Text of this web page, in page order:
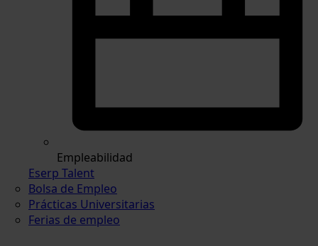
Empleabilidad
Eserp Talent
Bolsa de Empleo
Prácticas Universitarias
Ferias de empleo